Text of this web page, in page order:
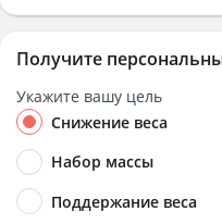
Получите
Укажите вашу цель
Снижение веса
Набор массы
Поддержание веса